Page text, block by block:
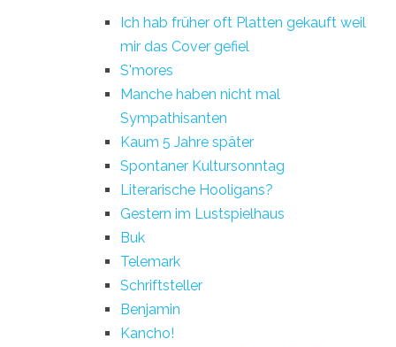
Ich hab früher oft Platten gekauft weil
mir das Cover gefiel
S'mores
Manche haben nicht mal
Sympathisanten
Kaum 5 Jahre später
Spontaner Kultursonntag
Literarische Hooligans?
Gestern im Lustspielhaus
Buk
Telemark
Schriftsteller
Benjamin
Kancho!